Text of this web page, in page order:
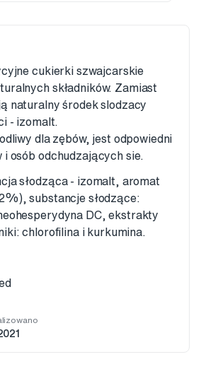
cukierki szwajcarskie
składników. Zamiast
naturalny środek slodzacy
- izomalt.
dla zębów, jest odpowiedni
osób odchudzających sie.
słodząca - izomalt, aromat
substancje słodzące:
DC, ekstrakty
chlorofilina i kurkumina.